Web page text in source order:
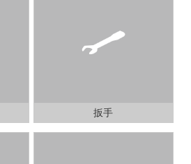
扳手